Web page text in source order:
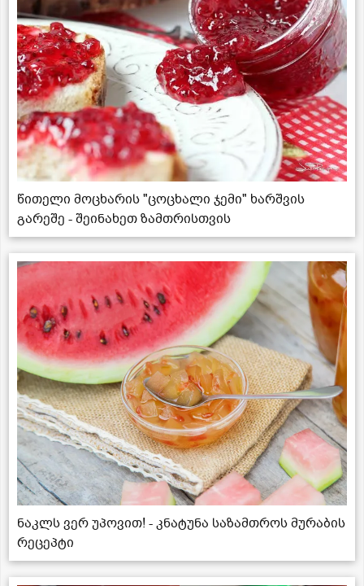
წითელი მოცხარის "ცოცხალი ჯემი" ხარშვის
გარეშე - შეინახეთ ზამთრისთვის
ნაკლს ვერ უპოვით! - კნატუნა საზამთროს მურაბის
რეცეპტი